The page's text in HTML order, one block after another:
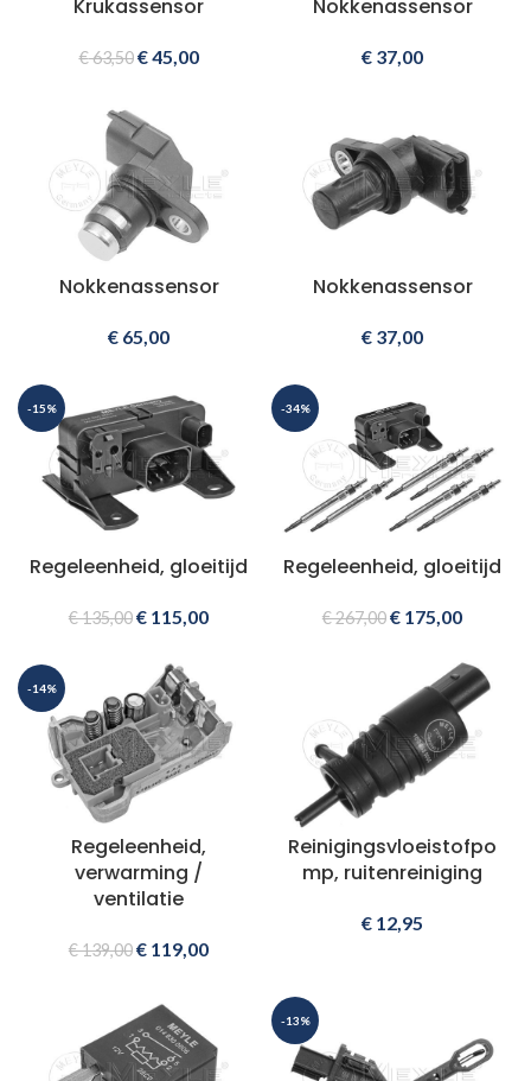
Krukassensor
€63,50 €45,00
Nokkenassensor
€ 37,00
Nokkenassensor
€ 65,00
Nokkenassensor
€ 37,00
-15%
Regeleenheid, gloeitijd
€135,00€ 115,00
-34%
Regeleenheid, gloeitijd
€267,00€ 175,00
-14%
Regeleenheid,
verwarming /
ventilatie
€139,00€ 119,00
Reinigingsvloeistofpo
mp, ruitenreiniging
€ 12,95
-13%